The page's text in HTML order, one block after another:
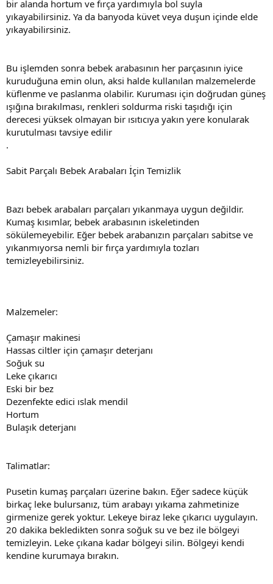
bir alanda hortum ve fırça yardımıyla bol suyla
yıkayabilirsiniz. Ya da banyoda küvet veya duşun içinde elde
yıkayabilirsiniz.
Bu işlemden sonra bebek arabasının her parçasının iyice
kuruduğuna emin olun, aksi halde kullanılan malzemelerde
küflenme ve paslanma olabilir. Kuruması için doğrudan güneş
ışığına bırakılması, renkleri soldurma riski taşıdığı için
derecesi yüksek olmayan bir ısıtıcıya yakın yere konularak
kurutulması tavsiye edilir
.
Sabit Parçalı Bebek Arabaları İçin Temizlik
Bazı bebek arabaları parçaları yıkanmaya uygun değildir.
Kumaş kısımlar, bebek arabasının iskeletinden
sökülemeyebilir. Eğer bebek arabanızın parçaları sabitse ve
yıkanmıyorsa nemli bir fırça yardımıyla tozları
temizleyebilirsiniz.
Malzemeler:
Çamaşır makinesi
Hassas ciltler için çamaşır deterjanı
Soğuk su
Leke çıkarıcı
Eski bir bez
Dezenfekte edici ıslak mendil
Hortum
Bulaşık deterjanı
Talimatlar:
Pusetin kumaş parçaları üzerine bakın. Eğer sadece küçük
birkaç leke bulursanız, tüm arabayı yıkama zahmetinize
girmenize gerek yoktur. Lekeye biraz leke çıkarıcı uygulayın.
20 dakika bekledikten sonra soğuk su ve bez ile bölgeyi
temizleyin. Leke çıkana kadar bölgeyi silin. Bölgeyi kendi
kendine kurumaya bırakın.